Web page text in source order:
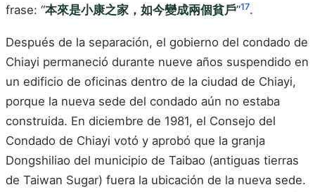
frase: “本來是小康之家，如今變成兩個貧戶”17.
Después de la separación, el gobierno del condado de
Chiayi permaneció durante nueve años suspendido en
un edificio de oficinas dentro de la ciudad de Chiayi,
porque la nueva sede del condado aún no estaba
construida. En diciembre de 1981, el Consejo del
Condado de Chiayi votó y aprobó que la granja
Dongshiliao del municipio de Taibao (antiguas tierras
de Taiwan Sugar) fuera la ubicación de la nueva sede.